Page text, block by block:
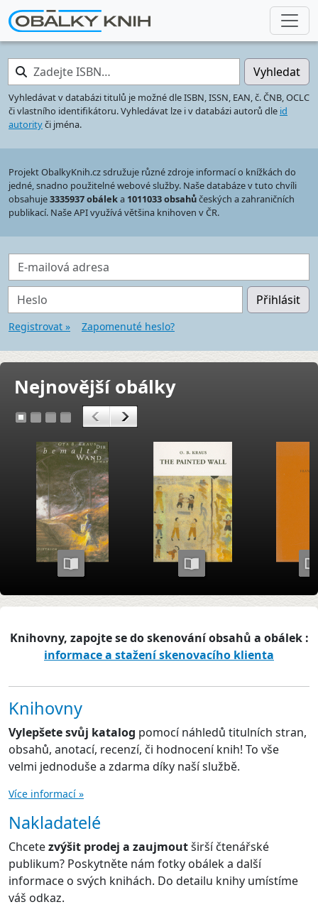
Zadejte ISBN… Vyhledat
Vyhledávat v databázi titulů je možné dle ISBN, ISSN, EAN, č. ČNB, OCLC
či vlastního identifikátoru. Vyhledávat lze i v databázi autorů dle id
autorityči jména.
Projekt ObalkyKnih.cz sdružuje různé zdroje informací o knížkách do
jedné, snadno použitelné webové služby. Naše databáze v tuto chvíli
obsahuje3335937 obáleka 1011033 obsahůčeských a zahraničních
publikací. Naše API využívá většina knihoven v ČR.
E-mailová adresa
Heslo Přihlásit
Registrovat » Zapomenuté heslo?
Nejnovější obálky
1 2 3 4 < >
Knihovny, zapojte se do skenování obsahů a obálek :
informace a stažení skenovacího klienta
Knihovny
Vylepšete svůj katalog pomocí náhledů titulních stran,
obsahů, anotací, recenzí, či hodnocení knih! To vše
velmi jednoduše a zdarma díky naší službě.
Více informací »
Nakladatelé
Chcetezvýšit prodej a zaujmoutširší čtenářské
publikum? Poskytněte nám fotky obálek a další
informace o svých knihách. Do detailu knihy umístíme
váš odkaz.